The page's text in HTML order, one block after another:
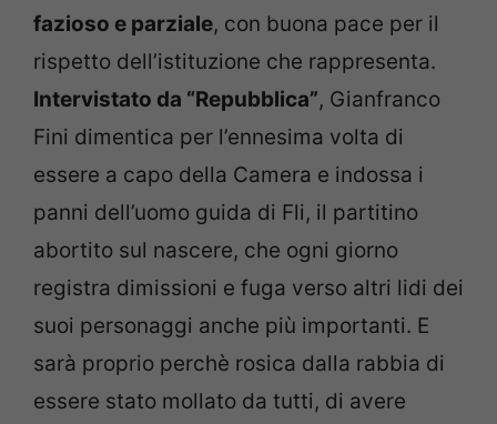
fazioso e parziale, con buona pace per il
rispetto dell’istituzione che rappresenta.
Intervistato da “Repubblica”, Gianfranco
Fini dimentica per l’ennesima volta di
essere a capo della Camera e indossa i
panni dell’uomo guida di Fli, il partitino
abortito sul nascere, che ogni giorno
registra dimissioni e fuga verso altri lidi dei
suoi personaggi anche più importanti. E
sarà proprio perchè rosica dalla rabbia di
essere stato mollato da tutti, di avere